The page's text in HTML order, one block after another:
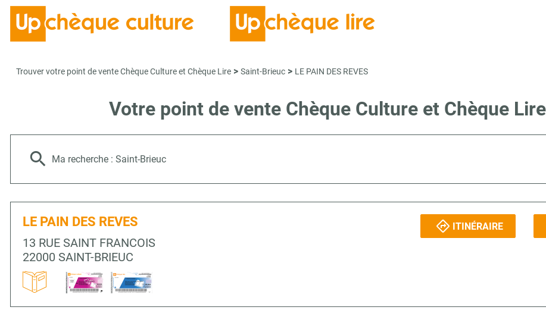
Trouver votre point de vente Chèque Culture et Chèque Lire > Saint-Brieuc > LE PAIN DES REVES
Votre point de vente Chèque Culture et Chèque
Ma recherche : Saint-Brieuc
LE PAIN DES REVES
13 RUE SAINT FRANCOIS
22000 SAINT-BRIEUC
ITINÉRAIRE